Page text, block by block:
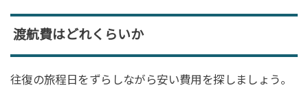
渡航費はどれくらいか
往復の旅程日をずらしながら安い費用を探しましょう。